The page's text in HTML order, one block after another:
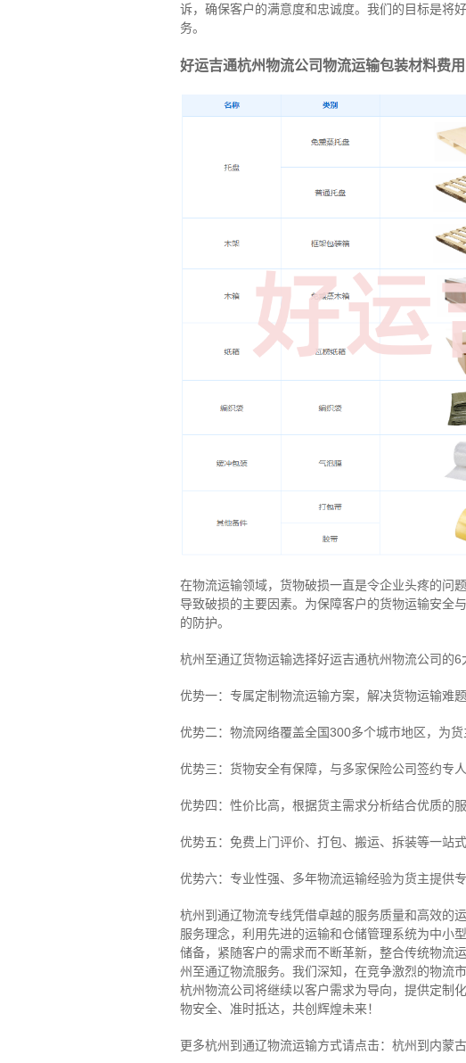
诉，确保客户的满意度和忠诚度。我们的目标是将
务。
好运吉通杭州物流公司物流运输包装材料费用
在物流运输领域，货物破损一直是令企业头疼的问
导致破损的主要因素。为保障客户的货物运输安全
的防护。
杭州至通辽货物运输选择好运吉通杭州物流公司的6
优势一：专属定制物流运输方案，解决货物运输难题
优势二：物流网络覆盖全国300多个城市地区，为
优势三：货物安全有保障，与多家保险公司签约专
优势四：性价比高，根据货主需求分析结合优质的
优势五：免费上门评价、打包、搬运、拆装等一站
优势六：专业性强、多年物流运输经验为货主提供
杭州到通辽物流专线凭借卓越的服务质量和高效的
服务理念，利用先进的运输和仓储管理系统为中小
储备，紧随客户的需求而不断革新，整合传统物流
州至通辽物流服务。 我们深知，在竞争激烈的物流
杭州物流公司将继续以客户需求为导向，提供定制
物安全、准时抵达，共创辉煌未来！
更多杭州到通辽物流运输方式请点击：杭州到内蒙